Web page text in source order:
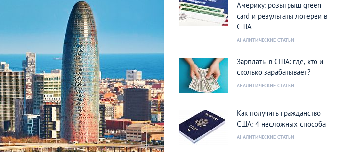
Америку: розыгрыш green
card и результаты лотереи в
США
АНАЛИТИЧЕСКИЕ СТАТЬИ
Зарплаты в США: где, кто и
сколько зарабатывает?
АНАЛИТИЧЕСКИЕ СТАТЬИ
Как получить гражданство
США: 4 несложных способа
АНАЛИТИЧЕСКИЕ СТАТЬИ